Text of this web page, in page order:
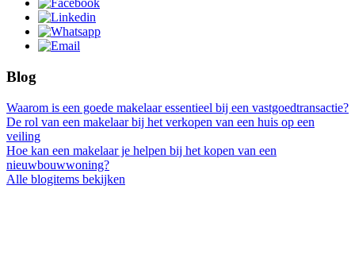
Blog
Waarom is een goede makelaar essentieel bij een vastgoedtransactie?
De rol van een makelaar bij het verkopen van een huis op een
veiling
Hoe kan een makelaar je helpen bij het kopen van een
nieuwbouwwoning?
Alle blogitems bekijken